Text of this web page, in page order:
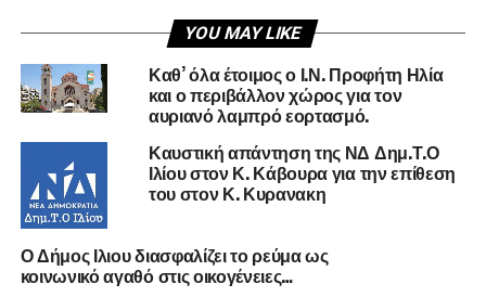
YOU MAY LIKE
Καθ’ όλα έτοιμος ο Ι.Ν. Προφήτη Ηλία
και ο περιβάλλον χώρος για τον
αυριανό λαμπρό εορτασμό.
Καυστική απάντηση της ΝΔ Δημ.Τ.Ο
Ιλίου στον Κ. Κάβουρα για την επίθεση
του στον Κ. Κυρανακη
Ο Δήμος Ιλιου διασφαλίζει το ρεύμα ως
κοινωνικό αγαθό στις οικογένειες…